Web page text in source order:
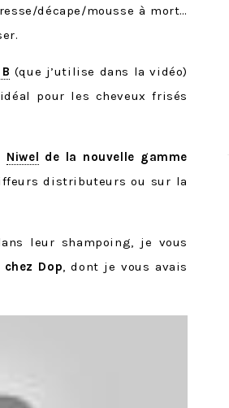
décape/mousse à mort…
(que j’utilise dans la vidéo)
pour les cheveux frisés
Niwel de la nouvelle gamme
distributeurs ou sur la
leur shampoing, je vous
chez Dop, dont je vous avais